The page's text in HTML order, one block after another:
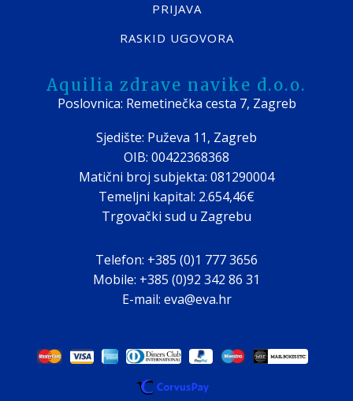
PRIJAVA
RASKID UGOVORA
Aquilia zdrave navike d.o.o.
Poslovnica: Remetinečka cesta 7, Zagreb
Sjedište: Puževa 11, Zagreb
OIB: 00422368368
Matični broj subjekta: 081290004
Temeljni kapital: 2.654,46€
Trgovački sud u Zagrebu
Telefon: +385 (0)1 777 3656
Mobile: +385 (0)92 342 86 31
E-mail: eva@eva.hr